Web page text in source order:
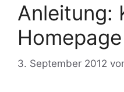
Anleitung:
3. September 2012